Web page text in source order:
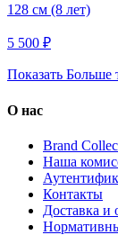
128 см (8 лет)
5 500 ₽
Показать Больше
О нас
Brand
Наша
Контакты
Доставка и